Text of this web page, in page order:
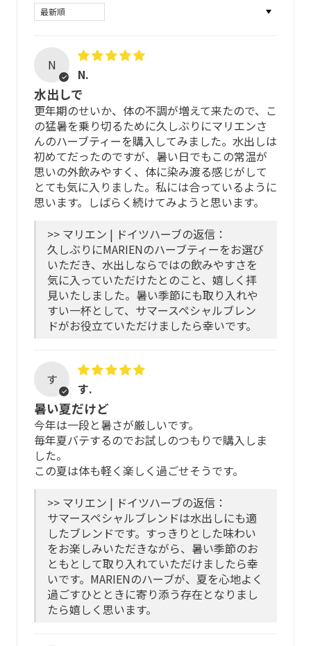
業でブレンドすることで、自然そのものの恵みをお届けで
きるよう、「マリエン品質」を守り続けています。
ティーバッグは、BPI認証*をうけた100％非遺伝子組み換
えのサトウキビ素材 NeoSoilon ®を採用し 接着剤不使用、
熱を加えない超音波で圧着。飲む方の安全性はもちろんの
こと、紫外線で分解が促進されるので、海洋生物の汚染に
配慮し、地球環境にやさしく安全な素材を選択していま
す。
*北米で唯一のコンポスト性に関する第三者機関
ハーブについて
ESCOP及びHMPC※の厳格な使用推奨基準に基づいて厳選
しています。
ESCOP及びHMPCの基準では、自然栽培のハーブについ
て、石や虫などの収穫時の混入物の含有を2％まで許可して
いますが、マリエンではさらに手作業による除去を行い、
その後、薬剤を使わない駆除と殺菌処理をします。
書の自社評価、農薬残留物、重金属・細菌・かび・その他
の有害物質の検査や、放射能のモニタリングを行っていま
野生植物や有機栽培でかつ「マリエン品質」基準を満たし
たハーブのみ使用。HMPCの規定によりBIO（オーガニッ
ク）や有機栽培の認証マークは表示していませんが、「マ
リエン品質」こそが私たちのこだわりです。
※ESCOP (European Scientific Cooperative on
Phytotherapy)は、欧州の科学諮問機関。
HMPC (Committee of Herbal Medicinal Products)は、欧
州医薬品庁(European Medicines Agency)帰属のハーブ医
薬品委員会。メディカルハーブの品質と安全性を監督する
役割を担う機関。
全配合ハーブ
飲み方
1日1〜2杯程度を目安に、もっと飲みたいときは水分補給
としてたっぷりお楽しみ下さい。
スッキリ水出しもおすすめです。
ィーバッグ２袋に水を200mlです。そのまま、約１晩（８
～１０時間ほど）おきます。夏は水が傷みやすいので、冷
蔵庫で保存。飲む直前に、水と同じ分量の湯を入れます。
ティーバックを取り除いて半日ほどでお楽しみ下さい。
※当ブレンドは、コーヒー1杯の約70分の1、煎茶1杯の約
20分の1程度のカフェイン（マテ茶）を含みます。
・12歳未満はなるべく午前中の飲用をおすすめします。
ティーバッグは、土に還りやすい素材で大変デリケートで
す。摩擦や引っ張りで破れることがありますので優しくお
取り扱いください。
安心してご飲用いただくために
厳選した原料を丁寧にブレンドしています。服薬中・授乳
中・妊娠中は、医師・薬剤師に相談のうえご利用くださ
アレルギー体質、アトピー体質の方、初め
て使用される方
安全性・品質の高い原料を選定し、配合比率なども充分配
慮していますが、すべての方にアレルギーが起こらないわ
Sort by
N
N.
水出しで
更年期のせいか、体の不調が増えて来たので、こ
の猛暑を乗り切るために久しぶりにマリエンさ
んのハーブティーを購入してみました。水出しは
初めてだったのですが、暑い日でもこの常温が
思いの外飲みやすく、体に染み渡る感じがして
とても気に入りました。私には合っているように
思います。しばらく続けてみようと思います。
>> マリエン | ドイツハーブの返信：
久しぶりにMARIENのハーブティーをお選び
いただき、水出しならではの飲みやすさを
気に入っていただけたとのこと、嬉しく拝
見いたしました。暑い季節にも取り入れや
すい一杯として、サマースペシャルブレン
ドがお役立ていただけましたら幸いです。
す
す.
暑い夏だけど
今年は一段と暑さが厳しいです。
毎年夏バテするのでお試しのつもりで購入しま
した。
この夏は体も軽く楽しく過ごせそうです。
>> マリエン | ドイツハーブの返信：
サマースペシャルブレンドは水出しにも適
したブレンドです。すっきりとした味わい
をお楽しみいただきながら、暑い季節のお
ともとして取り入れていただけましたら幸
いです。MARIENのハーブが、夏を心地よく
過ごすひとときに寄り添う存在となりまし
たら嬉しく思います。